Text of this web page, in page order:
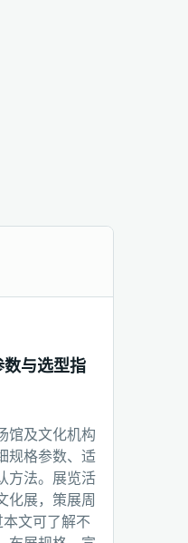
数与选型指
馆及文化机构
规格参数、适
方法。展览活
化展，策展周
文可了解不